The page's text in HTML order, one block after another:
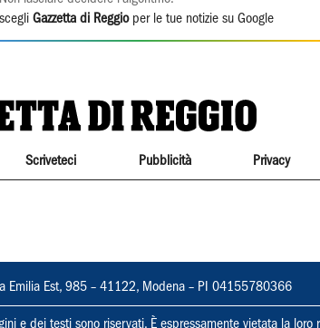
scegli Gazzetta di Reggioper le tue notizie su Google
Scriveteci Pubblicità Privacy
Emilia Est, 985 – 41122, Modena – PI 04155780366
e dei testi sono riservati. È espressamente vietata la